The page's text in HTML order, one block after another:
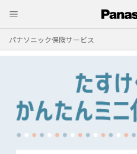
パナソニック保険サービス